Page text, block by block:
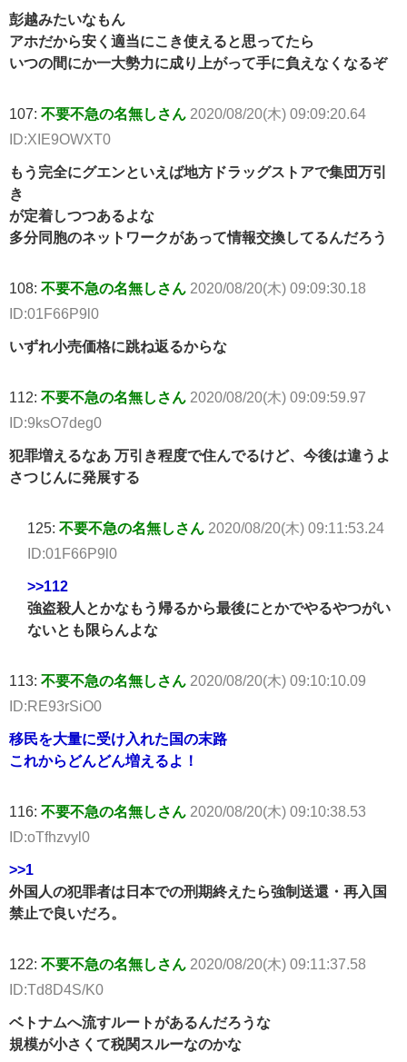
彭越みたいなもん
アホだから安く適当にこき使えると思ってたら
いつの間にか一大勢力に成り上がって手に負えなくなるぞ
107: 不要不急の名無しさん 2020/08/20(木) 09:09:20.64
ID:XIE9OWXT0
もう完全にグエンといえば地方ドラッグストアで集団万引
き
が定着しつつあるよな
多分同胞のネットワークがあって情報交換してるんだろう
108: 不要不急の名無しさん 2020/08/20(木) 09:09:30.18
ID:01F66P9l0
いずれ小売価格に跳ね返るからな
112: 不要不急の名無しさん 2020/08/20(木) 09:09:59.97
ID:9ksO7deg0
犯罪増えるなあ 万引き程度で住んでるけど、今後は違うよ
さつじんに発展する
125: 不要不急の名無しさん 2020/08/20(木) 09:11:53.24
ID:01F66P9l0
>>112
強盗殺人とかなもう帰るから最後にとかでやるやつがい
ないとも限らんよな
113: 不要不急の名無しさん 2020/08/20(木) 09:10:10.09
ID:RE93rSiO0
移民を大量に受け入れた国の末路
これからどんどん増えるよ！
116: 不要不急の名無しさん 2020/08/20(木) 09:10:38.53
ID:oTfhzvyl0
>>1
外国人の犯罪者は日本での刑期終えたら強制送還・再入国
禁止で良いだろ。
122: 不要不急の名無しさん 2020/08/20(木) 09:11:37.58
ID:Td8D4S/K0
ベトナムへ流すルートがあるんだろうな
規模が小さくて税関スルーなのかな